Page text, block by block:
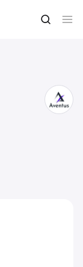
Comprar AVT
AVT